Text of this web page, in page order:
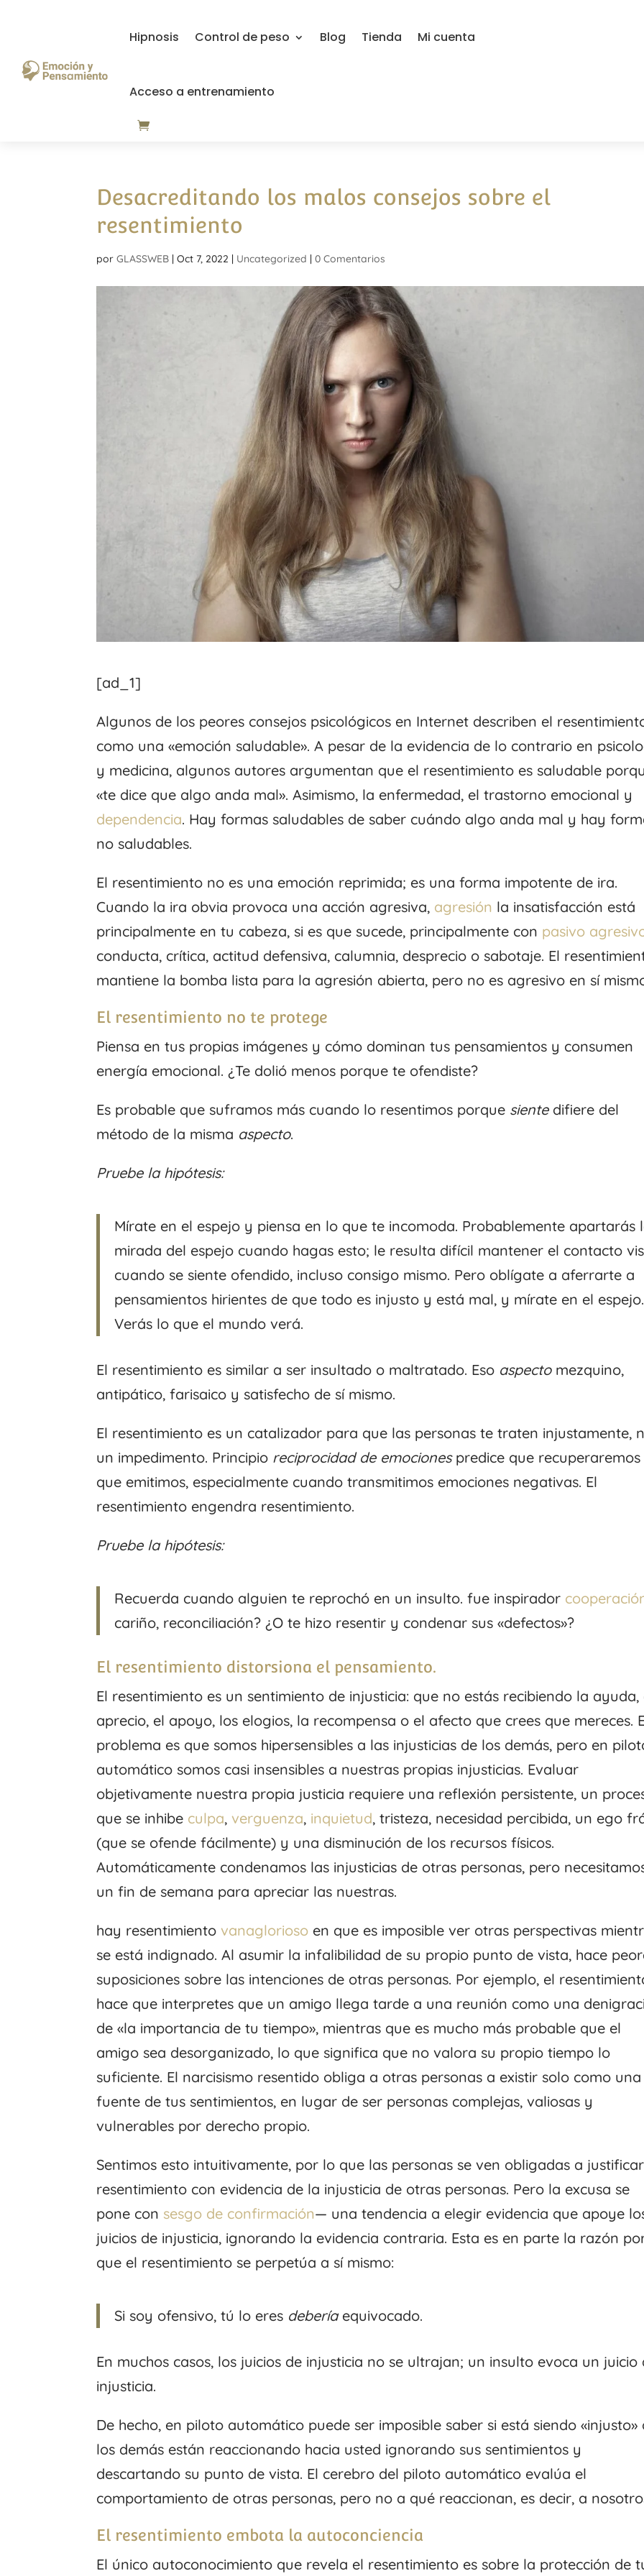
Hipnosis Control de peso Blog Tienda Mi cuenta
Acceso a entrenamiento
Desacreditando los malos consejos sobre el
resentimiento
porGLASSWEB |Oct 7, 2022 | Uncategorized |0 Comentarios
[ad_1]
Algunos de los peores consejos psicológicos en Internet describen el
como una «emoción saludable». A pesar de la evidencia de lo contrario en
y medicina, algunos autores argumentan que el resentimiento es saludable
«te dice que algo anda mal». Asimismo, la enfermedad, el trastorno emocional y
dependencia. Hay formas saludables de saber cuándo algo anda mal y hay
no saludables.
El resentimiento no es una emoción reprimida; es una forma impotente de ira.
Cuando la ira obvia provoca una acción agresiva, agresión la insatisfacción está
principalmente en tu cabeza, si es que sucede, principalmente con pasivo
conducta, crítica, actitud defensiva, calumnia, desprecio o sabotaje. El
mantiene la bomba lista para la agresión abierta, pero no es agresivo en sí
El resentimiento no te protege
Piensa en tus propias imágenes y cómo dominan tus pensamientos y consumen
energía emocional. ¿Te dolió menos porque te ofendiste?
Es probable que suframos más cuando lo resentimos porque siente difiere del
método de la misma aspecto.
Pruebe la hipótesis:
Mírate en el espejo y piensa en lo que te incomoda. Probablemente apartarás
mirada del espejo cuando hagas esto; le resulta difícil mantener el contacto
cuando se siente ofendido, incluso consigo mismo. Pero oblígate a aferrarte a
pensamientos hirientes de que todo es injusto y está mal, y mírate en el espejo.
Verás lo que el mundo verá.
El resentimiento es similar a ser insultado o maltratado. Eso aspecto mezquino,
antipático, farisaico y satisfecho de sí mismo.
El resentimiento es un catalizador para que las personas te traten injustamente,
un impedimento. Principio reciprocidad de emocionespredice que recuperaremos
que emitimos, especialmente cuando transmitimos emociones negativas. El
resentimiento engendra resentimiento.
Pruebe la hipótesis:
Recuerda cuando alguien te reprochó en un insulto. fue inspirador
cariño, reconciliación? ¿O te hizo resentir y condenar sus «defectos»?
El resentimiento distorsiona el pensamiento.
El resentimiento es un sentimiento de injusticia: que no estás recibiendo la ayuda,
aprecio, el apoyo, los elogios, la recompensa o el afecto que crees que mereces.
problema es que somos hipersensibles a las injusticias de los demás, pero en
automático somos casi insensibles a nuestras propias injusticias. Evaluar
objetivamente nuestra propia justicia requiere una reflexión persistente, un
que se inhibe culpa,verguenza, inquietud, tristeza, necesidad percibida, un ego
(que se ofende fácilmente) y una disminución de los recursos físicos.
Automáticamente condenamos las injusticias de otras personas, pero
un fin de semana para apreciar las nuestras.
hay resentimientovanaglorioso en que es imposible ver otras perspectivas
se está indignado. Al asumir la infalibilidad de su propio punto de vista, hace
suposiciones sobre las intenciones de otras personas. Por ejemplo, el
hace que interpretes que un amigo llega tarde a una reunión como una
de «la importancia de tu tiempo», mientras que es mucho más probable que el
amigo sea desorganizado, lo que significa que no valora su propio tiempo lo
suficiente. El narcisismo resentido obliga a otras personas a existir solo como una
fuente de tus sentimientos, en lugar de ser personas complejas, valiosas y
vulnerables por derecho propio.
Sentimos esto intuitivamente, por lo que las personas se ven obligadas a
resentimiento con evidencia de la injusticia de otras personas. Pero la excusa se
pone con sesgo de confirmación— una tendencia a elegir evidencia que apoye
juicios de injusticia, ignorando la evidencia contraria. Esta es en parte la razón
que el resentimiento se perpetúa a sí mismo:
Si soy ofensivo, tú lo eres debería equivocado.
En muchos casos, los juicios de injusticia no se ultrajan; un insulto evoca un juicio
injusticia.
De hecho, en piloto automático puede ser imposible saber si está siendo «injusto»
los demás están reaccionando hacia usted ignorando sus sentimientos y
descartando su punto de vista. El cerebro del piloto automático evalúa el
comportamiento de otras personas, pero no a qué reaccionan, es decir, a
El resentimiento embota la autoconciencia
El único autoconocimiento que revela el resentimiento es sobre la protección de